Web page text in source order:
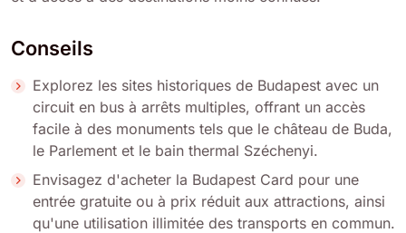
Conseils
Explorez les sites historiques de Budapest avec un
circuit en bus à arrêts multiples, offrant un accès
facile à des monuments tels que le château de Buda,
le Parlement et le bain thermal Széchenyi.
Envisagez d'acheter la Budapest Card pour une
entrée gratuite ou à prix réduit aux attractions, ainsi
qu'une utilisation illimitée des transports en commun.